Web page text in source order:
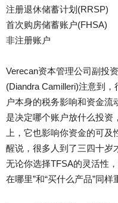
注册退休储蓄计划(RRSP)
首次购房储蓄账户(FHSA)
非注册账户
Verecan资本管理公司副投
(Diandra Camilleri)注意到
户本身的税务影响和资金流
是决定哪个账户放什么投资
上，它也影响你资金的可
醒说，很多人到了三四十岁
无论你选择TFSA的灵活性
在哪里”和“买什么产品”同样